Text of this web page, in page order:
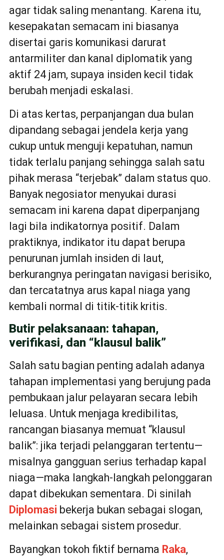
agar tidak saling menantang. Karena itu,
kesepakatan semacam ini biasanya
disertai garis komunikasi darurat
antarmiliter dan kanal diplomatik yang
aktif 24 jam, supaya insiden kecil tidak
berubah menjadi eskalasi.
Di atas kertas, perpanjangan dua bulan
dipandang sebagai jendela kerja yang
cukup untuk menguji kepatuhan, namun
tidak terlalu panjang sehingga salah satu
pihak merasa “terjebak” dalam status quo.
Banyak negosiator menyukai durasi
semacam ini karena dapat diperpanjang
lagi bila indikatornya positif. Dalam
praktiknya, indikator itu dapat berupa
penurunan jumlah insiden di laut,
berkurangnya peringatan navigasi berisiko,
dan tercatatnya arus kapal niaga yang
kembali normal di titik-titik kritis.
Butir pelaksanaan: tahapan,
verifikasi, dan “klausul balik”
Salah satu bagian penting adalah adanya
tahapan implementasi yang berujung pada
pembukaan jalur pelayaran secara lebih
leluasa. Untuk menjaga kredibilitas,
rancangan biasanya memuat “klausul
balik”: jika terjadi pelanggaran tertentu—
misalnya gangguan serius terhadap kapal
niaga—maka langkah-langkah pelonggaran
dapat dibekukan sementara. Di sinilah
Diplomasi bekerja bukan sebagai slogan,
melainkan sebagai sistem prosedur.
Bayangkan tokoh fiktif bernama Raka,